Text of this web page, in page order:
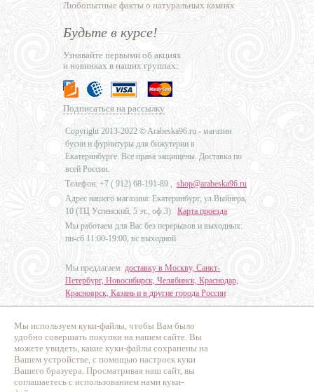
Мы используем куки-файлы, чтобы Вам было
удобно совершать покупки на нашем сайте. Вы
можете увидеть, какие куки-файлы сохранены на
Вашем устройстве, с помощью настроек куки
Вашего бразуера. Просматривая наш сайт, вы
соглашаетесь с использованием нами куки-
Любопытные факты о натуральных камнях
Будьте в курсе!
Узнавайте первыми об акциях
и новинках в наших группах:
Подписаться на рассылку
Copyright 2013-2022 © Arabeska96.ru - магазин
бусин и фурнитуры для бижутерии в
Екатеринбурге. Все права защищены. Доставка по
всей России.
Телефон: +7 ( 912) 68-191-89 , shop@arabeska96.ru
Адрес нашего магазина: Екатеринбург, ул.Выйнера,
10 (ТЦ Успенский, 5 эт., оф.3). Карта проезда
Мы работаем для Вас без перерывов и выходных:
пн-сб 11:00-19:00, вс выходной
Мы предлагаем доставку в Москву, Санкт-
Петербург, Новосибирск, Челябинск, Краснодар,
Красноярск, Казань и в другие города России .
Дизайн - Наталья Мальцева
Продвижение сайтов
Промо Эксперт